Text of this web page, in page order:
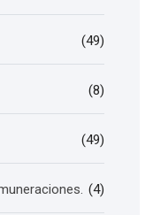
(49)
(8)
(49)
(4)